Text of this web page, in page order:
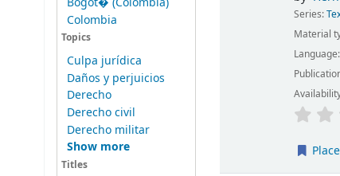
Colombia
Topics
Culpa jurídica
Daños y perjuicios
Derecho
Derecho civil
Derecho militar
Show more
Titles
Series:
Material